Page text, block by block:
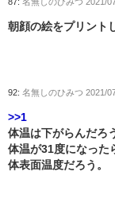
朝顔の絵をプリント
92: 名無しのひみつ 2021/
>>1
体温は下がらんだろ
体温が31度になった
体表面温度だろう。